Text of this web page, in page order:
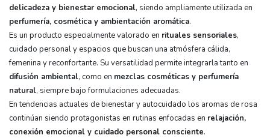
delicadeza y bienestar emocional, siendo ampliamente utilizada en
perfumería, cosmética y ambientación aromática.
Es un producto especialmente valorado en rituales sensoriales,
cuidado personal y espacios que buscan una atmósfera cálida,
femenina y reconfortante. Su versatilidad permite integrarla tanto en
difusión ambiental, como en mezclas cosméticas y perfumería
natural, siempre bajo formulaciones adecuadas.
En tendencias actuales de bienestar y autocuidado los aromas de rosa
continúan siendo protagonistas en rutinas enfocadas en relajación,
conexión emocional y cuidado personal consciente.